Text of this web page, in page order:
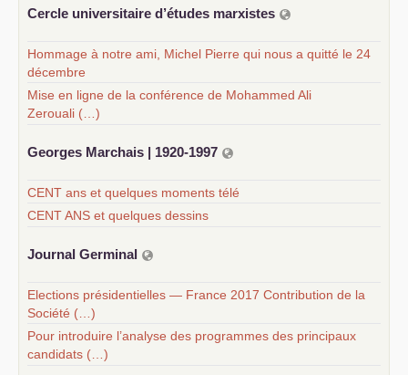
Cercle universitaire d’études marxistes
Hommage à notre ami, Michel Pierre qui nous a quitté le 24
décembre
Mise en ligne de la conférence de Mohammed Ali
Zerouali (…)
Georges Marchais | 1920-1997
CENT ans et quelques moments télé
CENT ANS et quelques dessins
Journal Germinal
Elections présidentielles — France 2017 Contribution de la
Société (…)
Pour introduire l’analyse des programmes des principaux
candidats (…)